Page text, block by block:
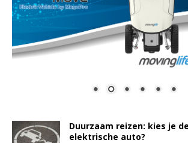
Duurzaam reizen: kies je
elektrische auto?